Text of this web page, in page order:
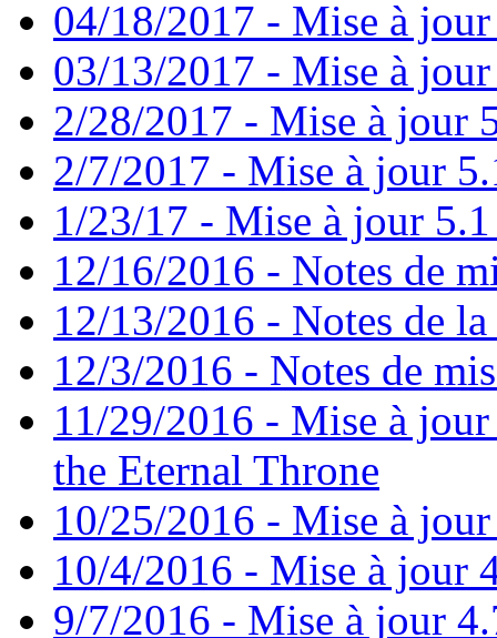
04/18/2017 - Mise à
03/13/2017 - Mise à
2/28/2017 - Mise à jour
2/7/2017 - Mise à jour
1/23/17 - Mise à jour
12/16/2016 - Notes de
12/13/2016 - Notes de
12/3/2016 - Notes de
11/29/2016 - Mise à
the Eternal Throne
10/25/2016 - Mise à
10/4/2016 - Mise à jour
9/7/2016 - Mise à jour